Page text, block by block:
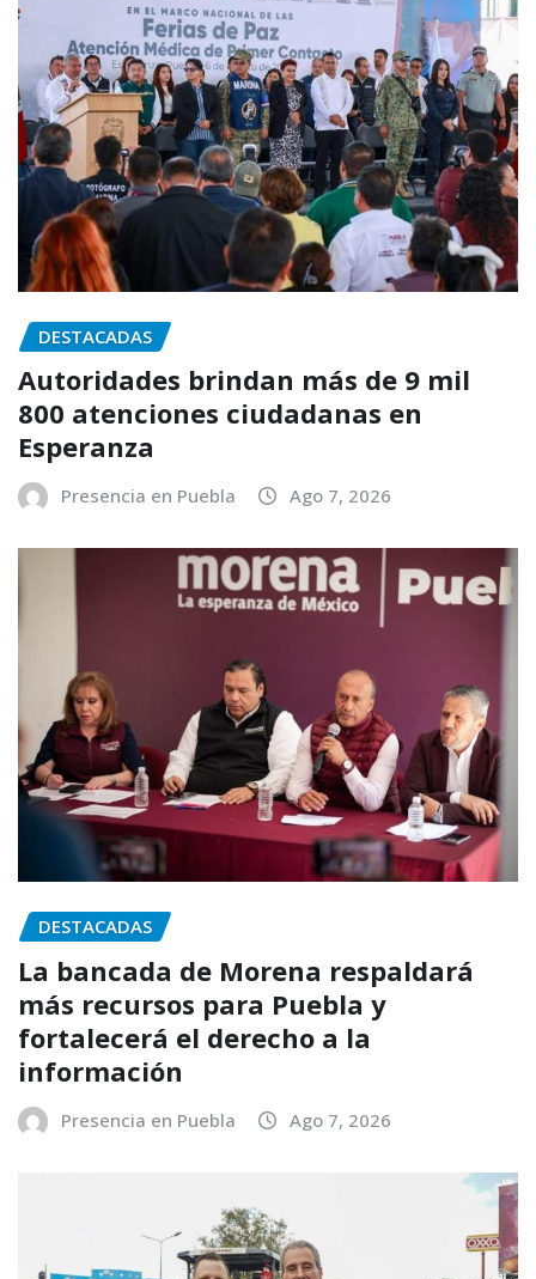
DESTACADAS
Autoridades brindan más de 9 mil
800 atenciones ciudadanas en
Esperanza
Presencia en Puebla Ago 7, 2026
DESTACADAS
La bancada de Morena respaldará
más recursos para Puebla y
fortalecerá el derecho a la
información
Presencia en Puebla Ago 7, 2026